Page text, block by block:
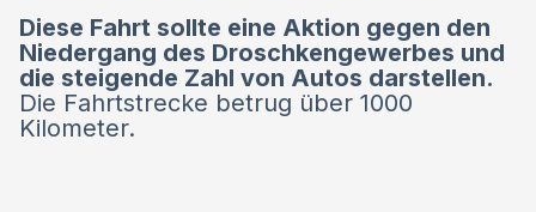
Diese Fahrt sollte eine Aktion gegen den
Niedergang des Droschkengewerbes und
die steigende Zahl von Autos darstellen.
Die Fahrtstrecke betrug über 1000
Kilometer.